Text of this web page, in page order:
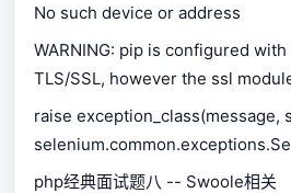
No such device or address
WARNING: pip is configured
TLS/SSL, however the ssl
available.
raise exception_class(message,
php经典面试题八 -- Swoole相关